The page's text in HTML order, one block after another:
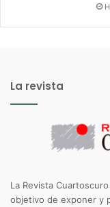
La revista
La Revista
objetivo de exponer y